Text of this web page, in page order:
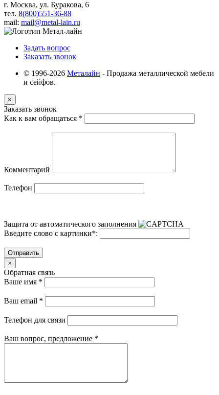
г. Москва, ул. Буракова, 6
тел. 8(800)551-36-88
mail: mail@metal-lain.ru
Задать вопрос
Заказать звонок
© 1996-2026 Металайн - Продажа металлической мебели
и сейфов.
×
Заказать звонок
Как к вам обращаться *
Комментарий
Телефон
Защита от автоматического заполнения
Введите слово с картинки*:
Отправить
×
Обратная связь
Ваше имя *
Ваш email *
Телефон для связи
Ваш вопрос, предложение *